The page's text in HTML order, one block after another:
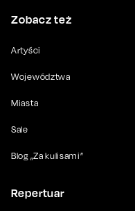
Zobacz też
Artyści
Województwa
Miasta
Sale
Blog „Za kulisami”
Repertuar